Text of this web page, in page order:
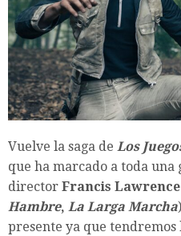
Vuelve la saga de Los
que ha marcado a toda una
director Francis Lawrence
Hambre, La Larga Marcha
presente ya que